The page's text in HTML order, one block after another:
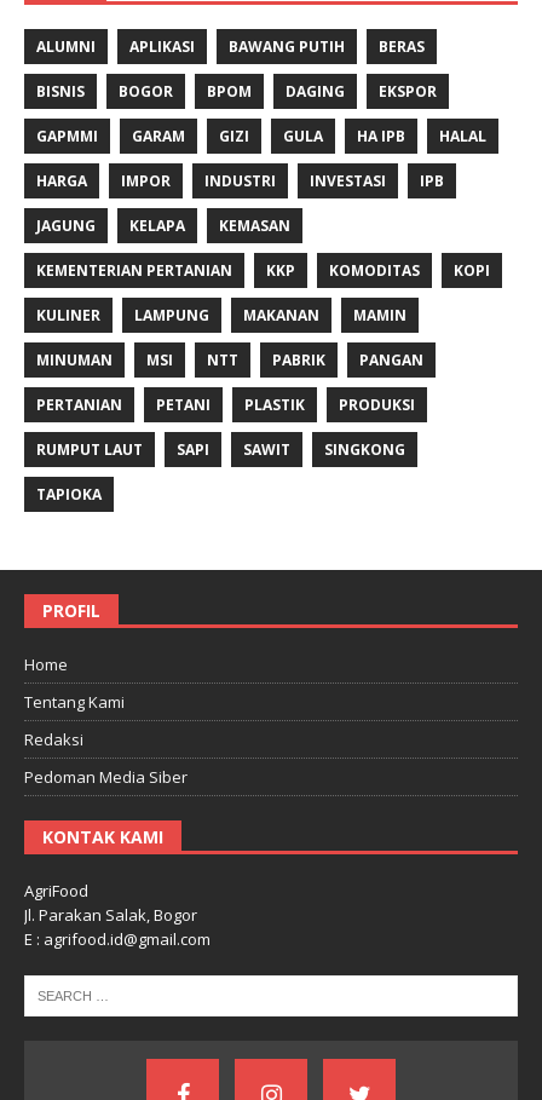
ALUMNI APLIKASI BAWANG PUTIH BERAS
BISNIS BOGOR BPOM DAGING EKSPOR
GAPMMI GARAM GIZI GULA HA IPB HALAL
HARGA IMPOR INDUSTRI INVESTASI IPB
JAGUNG KELAPA KEMASAN
KEMENTERIAN PERTANIAN KKP KOMODITAS KOPI
KULINER LAMPUNG MAKANAN MAMIN
MINUMAN MSI NTT PABRIK PANGAN
PERTANIAN PETANI PLASTIK PRODUKSI
RUMPUT LAUT SAPI SAWIT SINGKONG
TAPIOKA
PROFIL
Home
Tentang Kami
Redaksi
Pedoman Media Siber
KONTAK KAMI
AgriFood
Jl. Parakan Salak, Bogor
E : agrifood.id@gmail.com